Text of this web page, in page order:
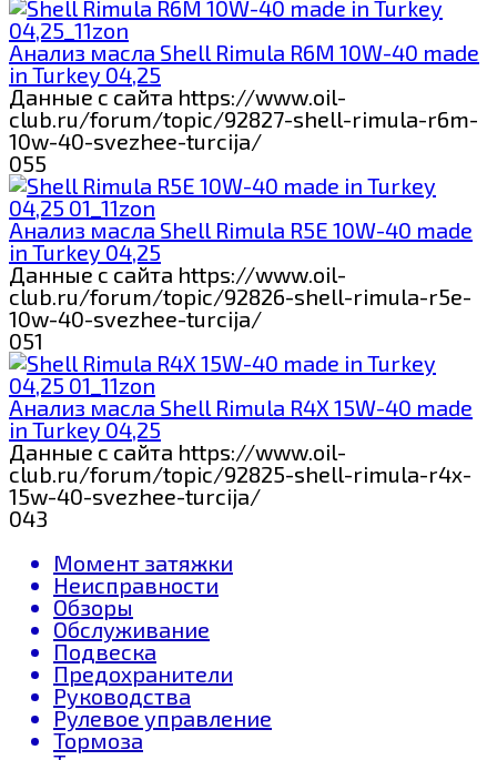
Анализ масла Shell Rimula R6M 10W-40 made
in Turkey 04,25
Данные с сайта https://www.oil-
club.ru/forum/topic/92827-shell-rimula-r6m-
10w-40-svezhee-turcija/
055
Анализ масла Shell Rimula R5E 10W-40 made
in Turkey 04,25
Данные с сайта https://www.oil-
club.ru/forum/topic/92826-shell-rimula-r5e-
10w-40-svezhee-turcija/
051
Анализ масла Shell Rimula R4X 15W-40 made
in Turkey 04,25
Данные с сайта https://www.oil-
club.ru/forum/topic/92825-shell-rimula-r4x-
15w-40-svezhee-turcija/
043
Момент затяжки
Неисправности
Обзоры
Обслуживание
Подвеска
Предохранители
Руководства
Рулевое управление
Тормоза